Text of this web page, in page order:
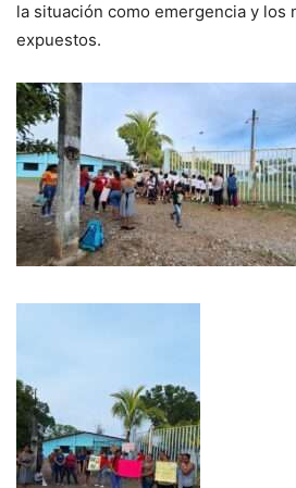
la situación como emergencia y los
expuestos.